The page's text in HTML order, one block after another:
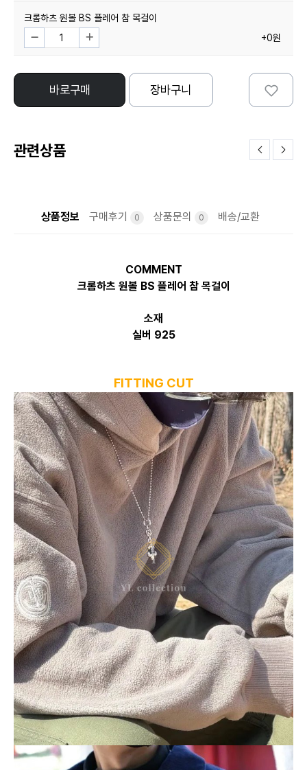
크롬하츠 원볼 BS 플레어 참 목걸이
+0원
바로구매 장바구니
관련상품
상품정보 구매후기 0 상품문의 0 배송/교환
COMMENT
크롬하츠 원볼 BS 플레어 참 목걸이
소재
실버 925
FITTING CUT